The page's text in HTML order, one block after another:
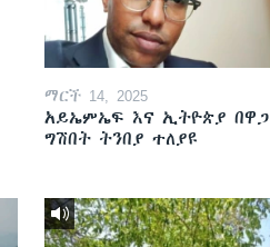
ማርች 14, 2025
አይኤምኤፍ እና ኢትዮጵያ በዋጋ
ግሽበት ትንበያ ተለያዩ